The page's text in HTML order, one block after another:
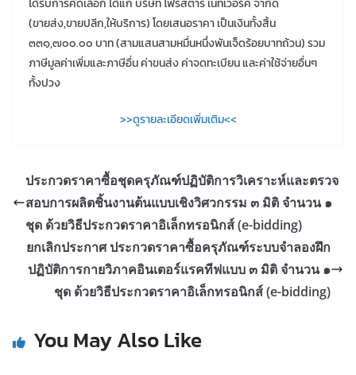
(ขายส่ง,ขายปลีก,ให้บริการ) โดยเสนอราคา เป็นเงินทั้งสิ้น
๓๓๑,๗๐๐.๐๐ บาท (สามแสนสามหมื่นหนึ่งพันเจ็ดร้อยบาทถ้วน) รวม
ภาษีมูลค่าเพิ่มและภาษีอื่น ค่าขนส่ง ค่าจดทะเบียน และค่าใช้จ่ายอื่นๆ
ทั้งปวง
>>ดูรายละเอียดเพิ่มเติม<<
ประกวดราคาซื้อชุดครุภัณฑ์ปฏิบัติการวิเคราะห์และตรวจ
สอบการผลิตชิ้นงานต้นแบบเชิงวิศวกรรม ๓ มิติ จำนวน ๑
ชุด ด้วยวิธีประกวดราคาอิเล็กทรอนิกส์ (e-bidding)
ยกเลิกประกาศ ประกวดราคาซื้อครุภัณฑ์ระบบจำลองฝึก
ปฏิบัติการกายวิภาคอินเตอร์แรคทีฟแบบ ๓ มิติ จำนวน ๑
ชุด ด้วยวิธีประกวดราคาอิเล็กทรอนิกส์ (e-bidding)
You May Also Like